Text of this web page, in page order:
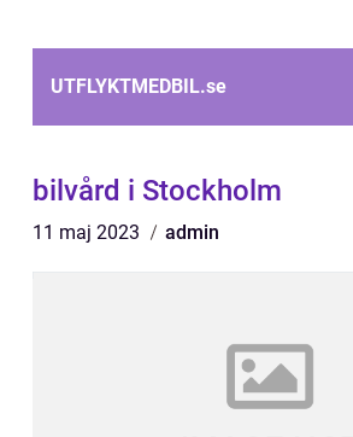
UTFLYKTMEDBIL.se
bilvård i Stockholm
11 maj 2023 admin